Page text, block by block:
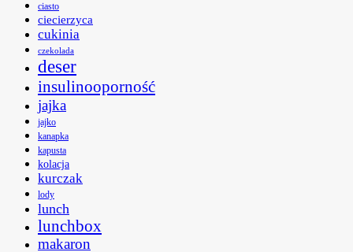
ciasto
ciecierzyca
cukinia
czekolada
deser
insulinooporność
jajka
jajko
kanapka
kapusta
kolacja
kurczak
lody
lunch
lunchbox
makaron